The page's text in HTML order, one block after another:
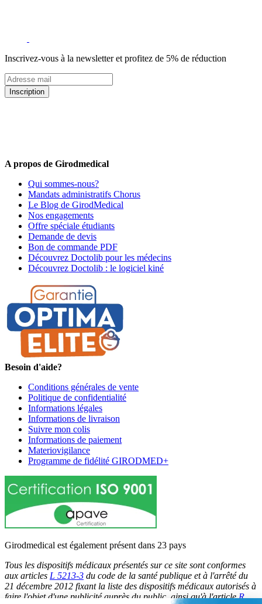
Inscrivez-vous à la newsletter et profitez de 5% de réduction
Inscription
A propos de Girodmedical
Qui sommes-nous?
Mandats administratifs Chorus
Le Blog de GirodMedical
Nos engagements
Offre spéciale étudiants
Demande de devis
Bon de commande PDF
Découvrez Doctolib pour les médecins
Découvrez Doctolib : le logiciel kiné
Besoin d'aide?
Conditions générales de vente
Politique de confidentialité
Informations légales
Informations de livraison
Suivre mon colis
Informations de paiement
Materiovigilance
Programme de fidélité GIRODMED+
Girodmedical est également présent dans 23 pays
Tous les dispositifs médicaux présentés sur ce site sont conformes
aux articles L 5213-3 du code de la santé publique et à l'arrêté du
21 décembre 2012 fixant la liste des dispositifs médicaux autorisés à
faire l'objet d'une publicité auprès du public, ainsi qu'à l'articleR